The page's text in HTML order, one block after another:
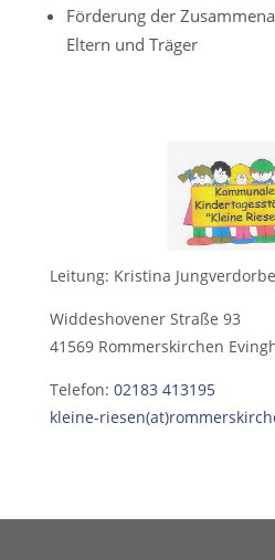
Förderung der
Eltern und Träger
Leitung: Kristina
Widdeshovener Straße 93
41569 Rommerskirchen
Telefon: 02183 413195
kleine-